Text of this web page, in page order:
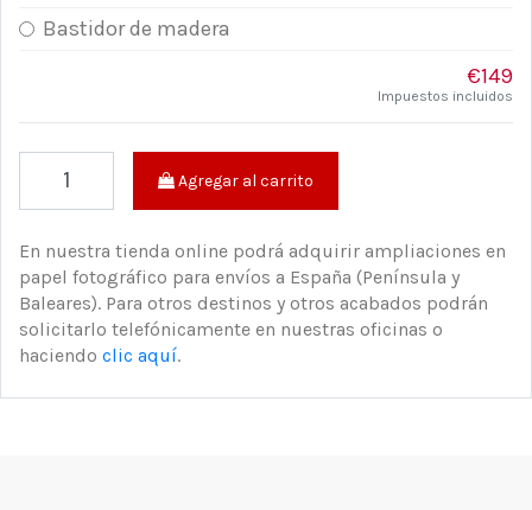
Bastidor de madera
€149
Impuestos incluidos
Agregar al carrito
En nuestra tienda online podrá adquirir ampliaciones en
papel fotográfico para envíos a España (Península y
Baleares). Para otros destinos y otros acabados podrán
solicitarlo telefónicamente en nuestras oficinas o
haciendo clic aquí.